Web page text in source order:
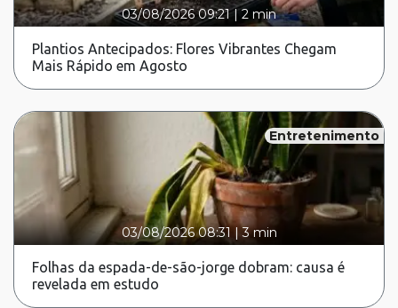
03/08/2026 09:21|2 min
Plantios Antecipados: Flores Vibrantes Chegam
Mais Rápido em Agosto
Entretenimento
03/08/2026 08:31 |3 min
Folhas da espada-de-são-jorge dobram: causa é
revelada em estudo